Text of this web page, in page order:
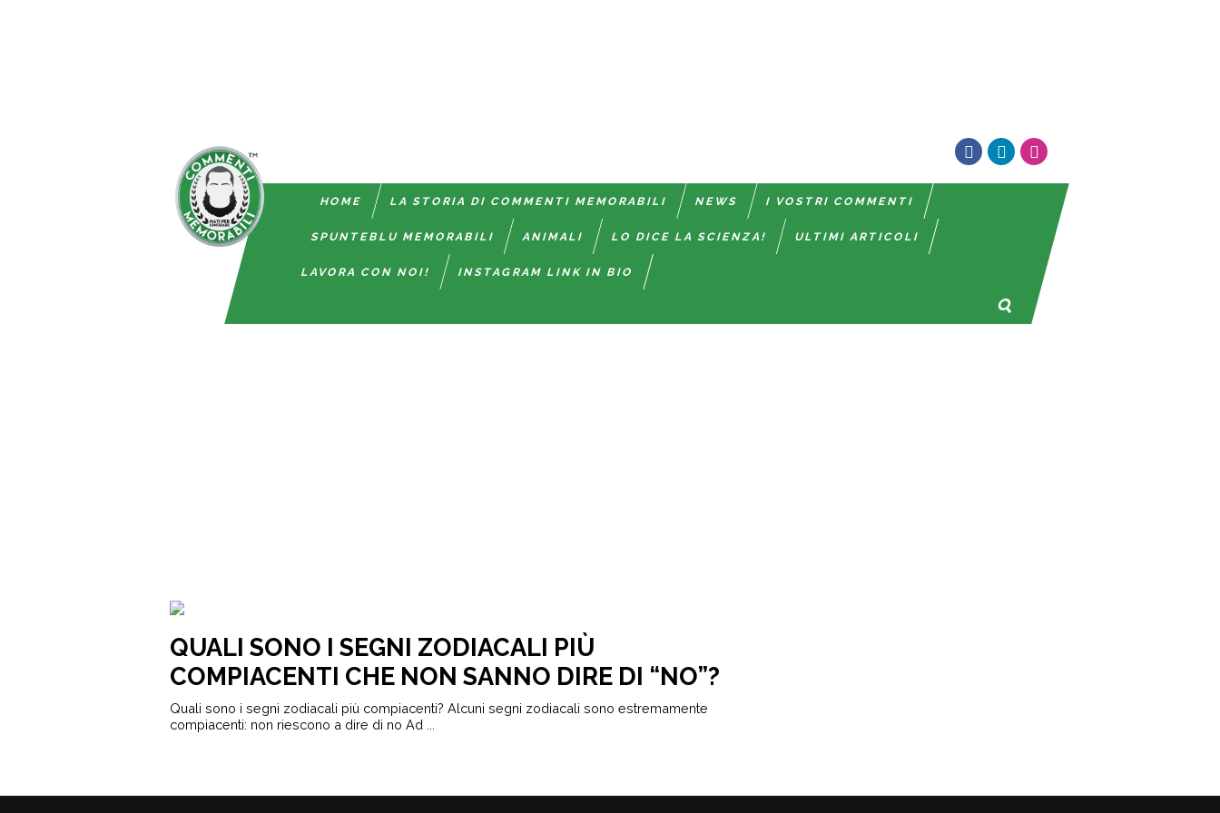
HOME LA STORIA DI COMMENTI MEMORABILI NEWS I VOSTRI COMMENTI
SPUNTEBLU MEMORABILI ANIMALI LO DICE LA SCIENZA! ULTIMI ARTICOLI
LAVORA CON NOI! INSTAGRAM LINK IN BIO
QUALI SONO I SEGNI ZODIACALI PIÙ
COMPIACENTI CHE NON SANNO DIRE DI “NO”?
Quali sono i segni zodiacali più compiacenti? Alcuni segni zodiacali sono estremamente
compiacenti: non riescono a dire di no Ad ...